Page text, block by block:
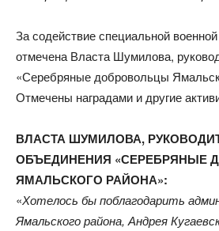
За содействие специальной
отмечена Власта Шумилова,
«Серебряные добровольцы
Отмечены наградами и другие
ВЛАСТА ШУМИЛОВА,
ОБЪЕДИНЕНИЯ «СЕРЕБРЯНЫЕ
ЯМАЛЬСКОГО РАЙОНА»:
«Хотелось бы поблагодарить
Ямальского района, Андрея